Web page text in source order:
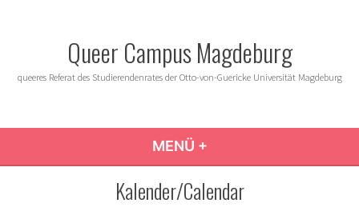
Queer Campus Magdeburg
queeres Referat des Studierendenrates der Otto-von-Guericke Universität Magdeburg
MENÜ +
Kalender/Calendar